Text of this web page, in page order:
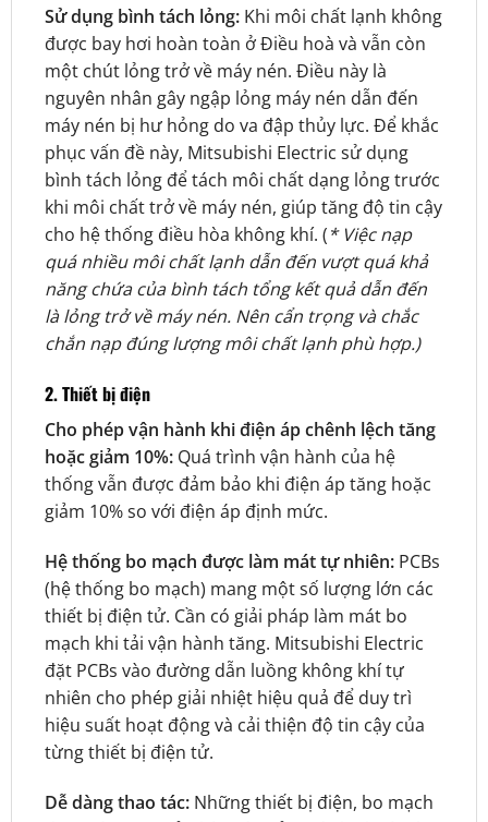
Sử dụng bình tách lỏng:Khi môi chất lạnh không
được bay hơi hoàn toàn ở Điều hoà và vẫn còn
một chút lỏng trở về máy nén. Điều này là
nguyên nhân gây ngập lỏng máy nén dẫn đến
máy nén bị hư hỏng do va đập thủy lực. Để khắc
phục vấn đề này, Mitsubishi Electric sử dụng
bình tách lỏng để tách môi chất dạng lỏng trước
khi môi chất trở về máy nén, giúp tăng độ tin cậy
cho hệ thống điều hòa không khí. (* Việc nạp
quá nhiều môi chất lạnh dẫn đến vượt quá khả
năng chứa của bình tách tổng kết quả dẫn đến
là lỏng trở về máy nén. Nên cẩn trọng và chắc
chắn nạp đúng lượng môi chất lạnh phù hợp.)
2. Thiết bị điện
Cho phép vận hành khi điện áp chênh lệch tăng
hoặc giảm 10%: Quá trình vận hành của hệ
thống vẫn được đảm bảo khi điện áp tăng hoặc
giảm 10% so với điện áp định mức.
Hệ thống bo mạch được làm mát tự nhiên:PCBs
(hệ thống bo mạch) mang một số lượng lớn các
thiết bị điện tử. Cần có giải pháp làm mát bo
mạch khi tải vận hành tăng. Mitsubishi Electric
đặt PCBs vào đường dẫn luồng không khí tự
nhiên cho phép giải nhiệt hiệu quả để duy trì
hiệu suất hoạt động và cải thiện độ tin cậy của
từng thiết bị điện tử.
Dễ dàng thao tác:Những thiết bị điện, bo mạch